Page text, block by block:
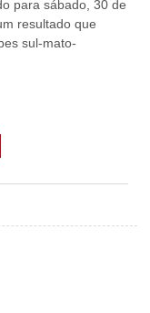
para sábado, 30 de
resultado que
sul-mato-